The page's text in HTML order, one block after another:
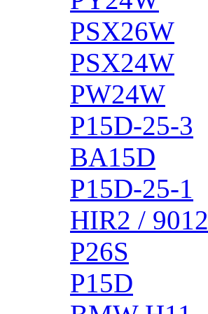
PSX26W
PSX24W
PW24W
P15D-25-3
BA15D
P15D-25-1
HIR2 / 9012
P26S
P15D